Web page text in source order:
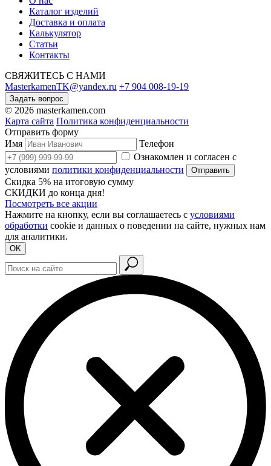
Каталог изделий
Доставка и оплата
Калькулятор
Статьи
Контакты
СВЯЖИТЕСЬ С НАМИ
MasterkamenTK@yandex.ru +7 904 008-19-19
Задать вопрос
© 2026 masterkamen.com
Карта сайта Политика конфиденциальности
Отправить форму
Имя
Телефон
Ознакомлен и согласен с
условиями политики конфиденциальности Отправить
Скидка 5% на итоговую сумму
СКИДКИ до конца дня!
Посмотреть все акции
Нажмите на кнопку, если вы соглашаетесь с условиями
обработки cookie и данных о поведении на сайте, нужных нам
для аналитики.
OK